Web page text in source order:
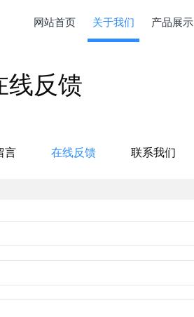
网站首页 关于我们 产品展示
线反馈
言 在线反馈 联系我们